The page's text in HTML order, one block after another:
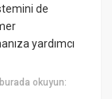
de
yardımcı
okuyun: